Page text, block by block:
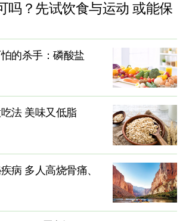
吗？先试饮食与运动 或能保
的杀手：磷酸盐
法 美味又低脂
病 多人高烧骨痛、